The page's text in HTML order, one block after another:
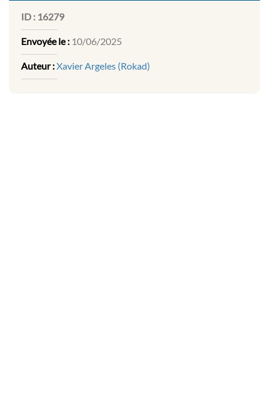
ID : 16279
Envoyée le : 10/06/2025
Auteur :Xavier Argeles (Rokad)